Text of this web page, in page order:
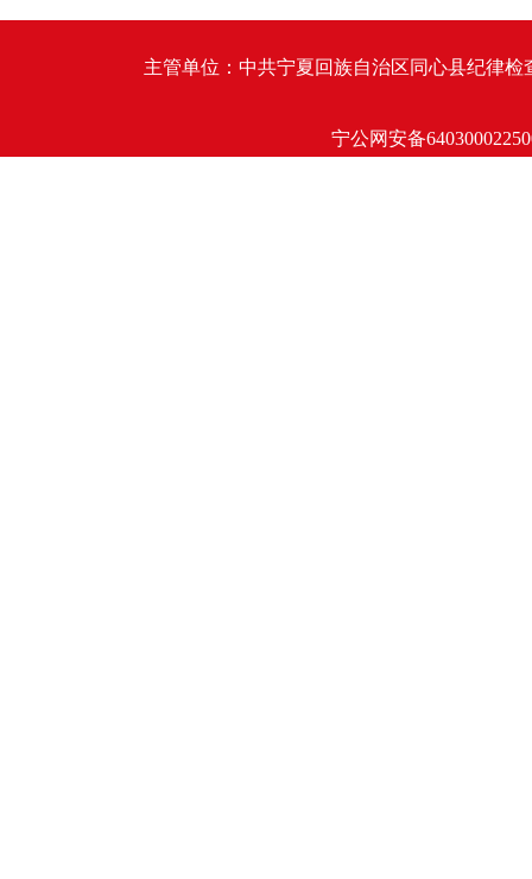
主管单位：中共宁夏回族自治区同心县纪律检
宁公网安备